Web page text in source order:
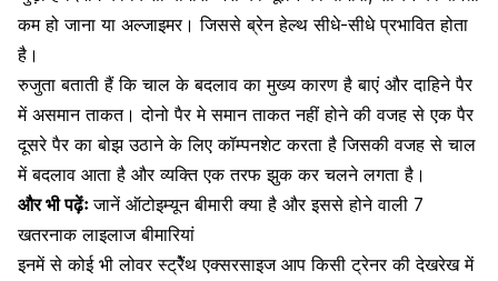
कमहो जाना या अल्जाइमर। जिससे ब्रेन हेल्थ सीधे-सीधे प्रभावित होता
है।
रुजुता बताती हैं कि चाल के बदलाव का मुख्य कारण है बाएं और दाहिनेपैर
में असमान ताकत। दोनो पैर मे समान ताकत नहीं होने की वजह से एक पैर
दूसरे पैर का बोझ उठाने के लिए कॉम्पनशेट करता है जिसकी वजह से चाल
में बदलाव आता है और व्यक्ति एक तरफ झुक कर चलने लगता है।
और भी पढ़ेंःजानें ऑटोइम्यून बीमारी क्या है और इससे होने वाली 7
खतरनाक लाइलाज बीमारियां
इनमें से कोई भी लोवर स्ट्रेैंथ एक्सरसाइज आप किसी ट्रेनर की देखरेख में